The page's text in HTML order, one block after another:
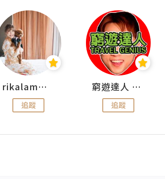
rikalammm
追蹤
窮遊達人 Mr.TravelGenius
追蹤